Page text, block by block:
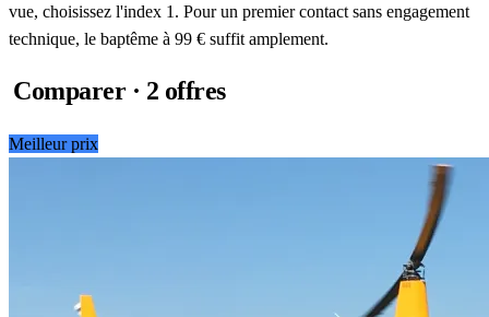
vue, choisissez l'index 1. Pour un premier contact sans engagement
technique, le baptême à 99 € suffit amplement.
Comparer · 2 offres
Meilleur prix